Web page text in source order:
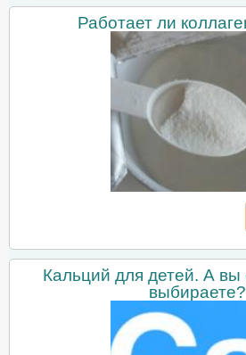
Работает ли
Кальций для детей. А вы
выбираете?